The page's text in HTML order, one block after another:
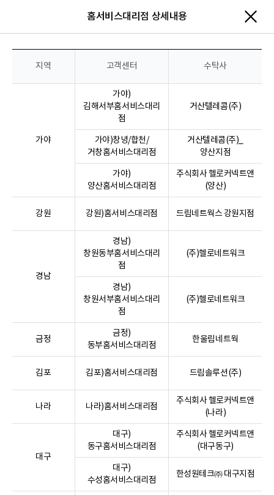
홈서비스대리점 상세내용
지역 고객센터 수탁사
가야
가야)
김해서부홈서비스대리
점
거산텔레콤(주)
가야)창녕/합천/
거창홈서비스대리점
거산텔레콤(주)_
양산지점
가야)
양산홈서비스대리점
주식회사 헬로커넥트앤
(양산)
강원 강원)홈서비스대리점 드림네트웍스 강원지점
경남
경남)
창원동부홈서비스대리
점
(주)헬로네트워크
경남)
창원서부홈서비스대리
점
(주)헬로네트워크
금정
금정)
동부홈서비스대리점
한울림네트웍
김포 김포)홈서비스대리점 드림솔루션(주)
나라 나라)홈서비스대리점
주식회사 헬로커넥트앤
(나라)
대구
대구)
동구홈서비스대리점
주식회사 헬로커넥트앤
(대구동구)
대구)
수성홈서비스대리점
한성원테크㈜ 대구지점